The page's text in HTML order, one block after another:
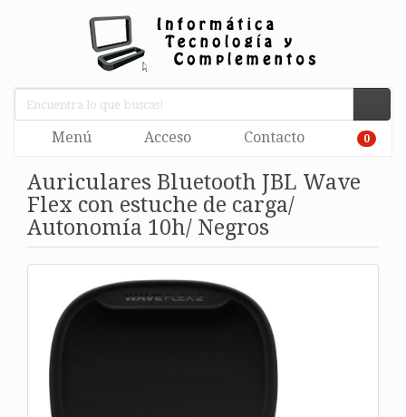
Menú Acceso Contacto 0
Auriculares Bluetooth JBL Wave
Flex con estuche de carga/
Autonomía 10h/ Negros